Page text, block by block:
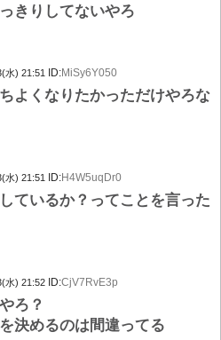
きりしてないやろ
水) 21:51 ID:MiSy6Y050
よくなりたかっただけやろな
水) 21:51 ID:H4W5uqDr0
ているか？ってことを言った
水) 21:52 ID:CjV7RvE3p
ろ？
決めるのは間違ってる